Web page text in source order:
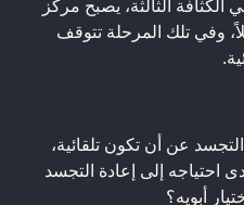
الثالثة، يصبح مركز
وفي تلك المرحلة تتوقف
عن أن تكون تلقائية،
احتياجه إلى إعادة التجسد
أبويه؟